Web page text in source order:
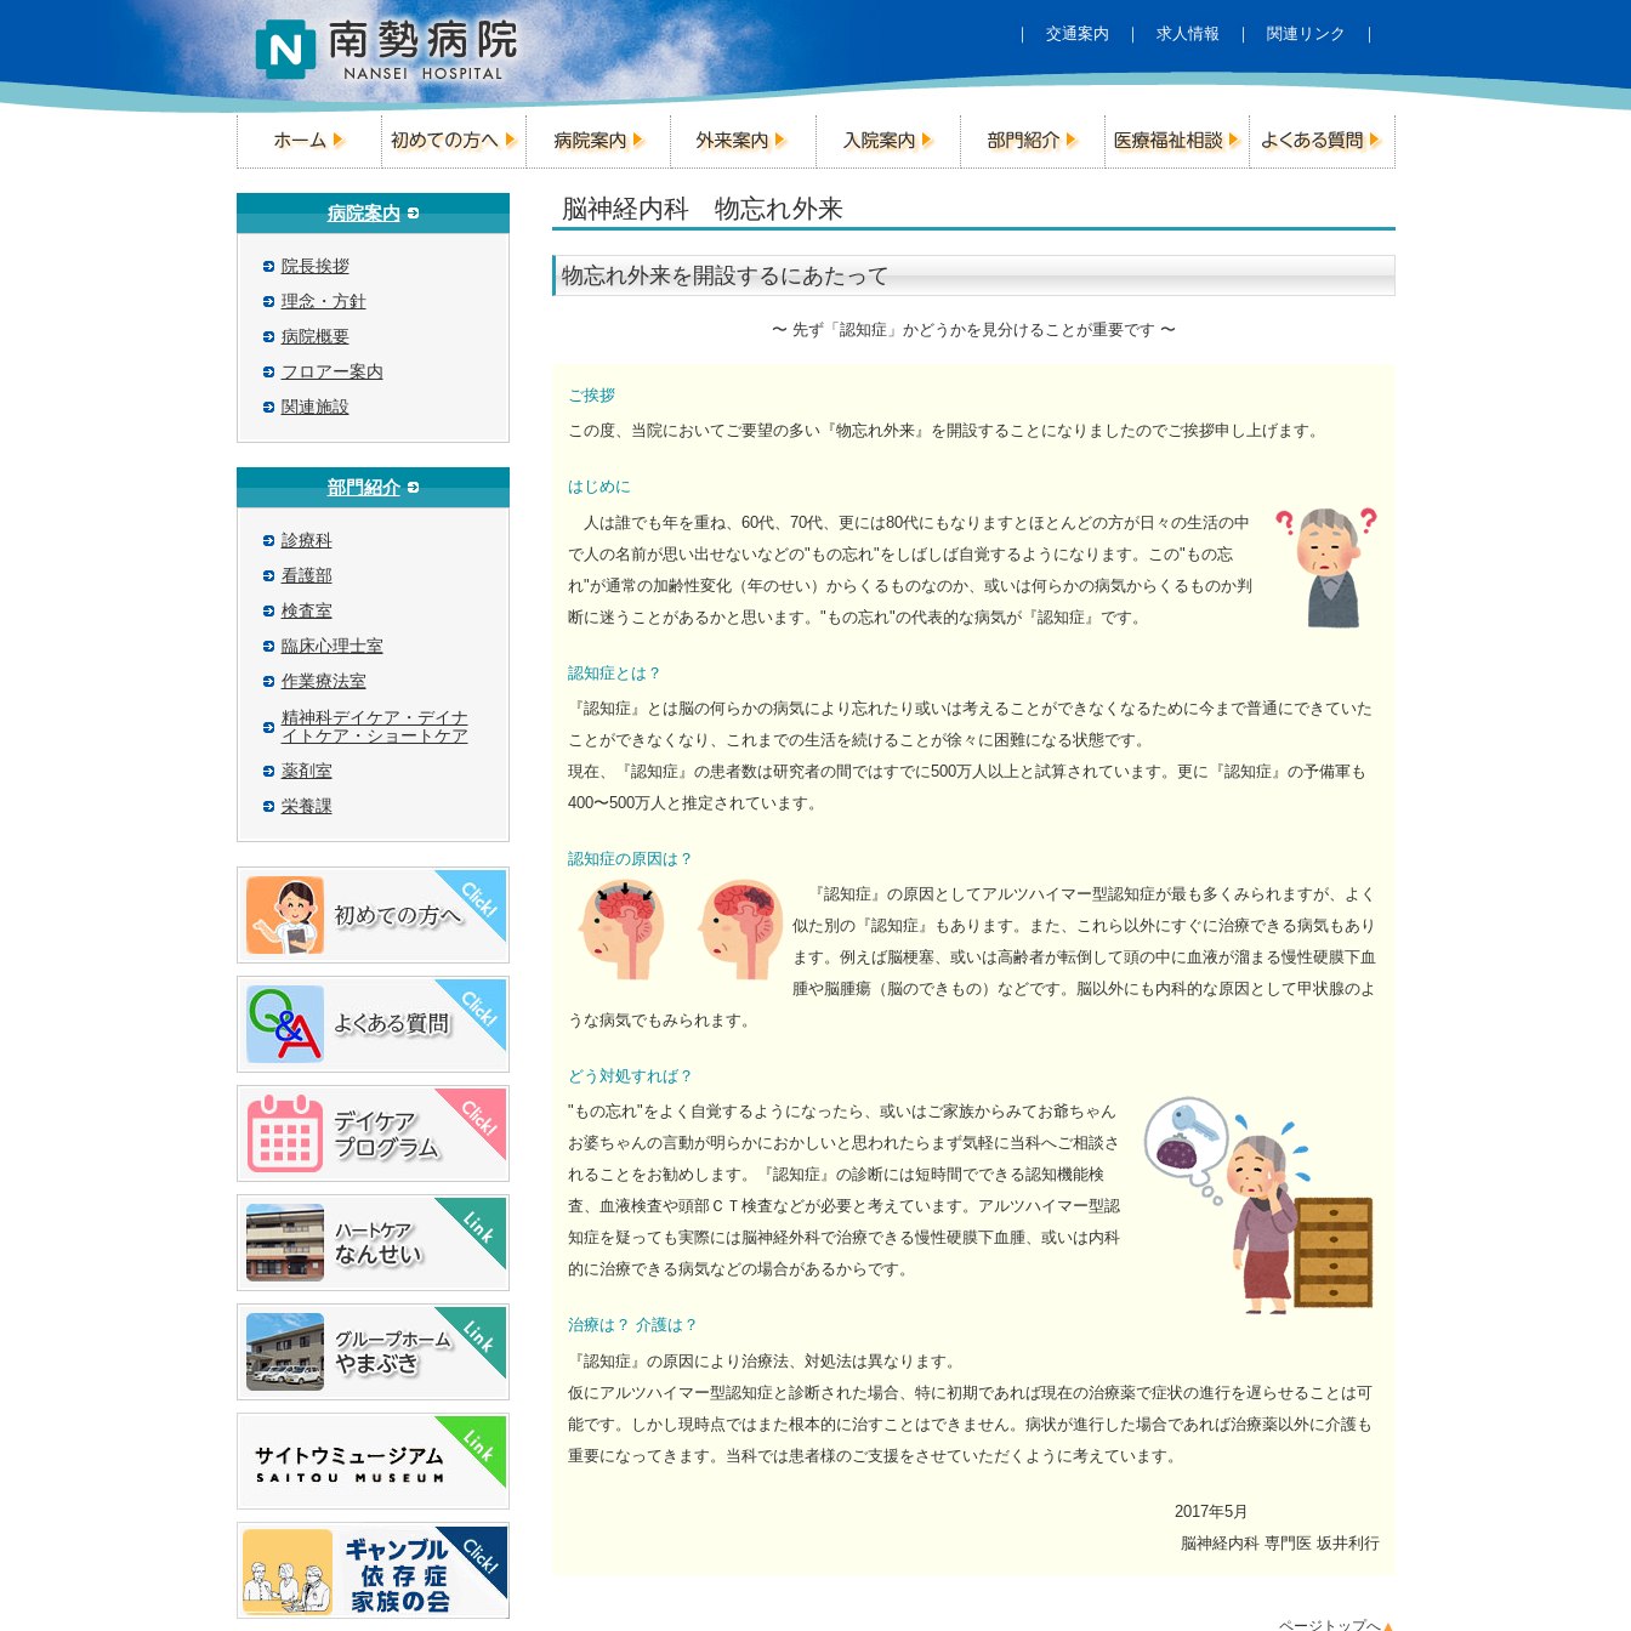
｜ 交通案内 ｜ 求人情報 ｜ 関連リンク ｜
脳神経内科 物忘れ外来
物忘れ外来を開設するにあたって
〜 先ず「認知症」かどうかを見分けることが重要です 〜
ご挨拶
この度、当院においてご要望の多い『物忘れ外来』を開設することになりましたのでご挨拶申し上げます。
はじめに
人は誰でも年を重ね、60代、70代、更には80代にもなりますとほとんどの方が日々の生活の中
で人の名前が思い出せないなどの"もの忘れ"をしばしば自覚するようになります。この"もの忘
れ"が通常の加齢性変化（年のせい）からくるものなのか、或いは何らかの病気からくるものか判
断に迷うことがあるかと思います。"もの忘れ"の代表的な病気が『認知症』です。
認知症とは？
『認知症』とは脳の何らかの病気により忘れたり或いは考えることができなくなるために今まで普通にできていた
ことができなくなり、これまでの生活を続けることが徐々に困難になる状態です。
現在、『認知症』の患者数は研究者の間ではすでに500万人以上と試算されています。更に『認知症』の予備軍も
400〜500万人と推定されています。
認知症の原因は？
『認知症』の原因としてアルツハイマー型認知症が最も多くみられますが、よく
似た別の『認知症』もあります。また、これら以外にすぐに治療できる病気もあり
ます。例えば脳梗塞、或いは高齢者が転倒して頭の中に血液が溜まる慢性硬膜下血
腫や脳腫瘍（脳のできもの）などです。脳以外にも内科的な原因として甲状腺のよ
うな病気でもみられます。
どう対処すれば？
"もの忘れ"をよく自覚するようになったら、或いはご家族からみてお爺ちゃん
お婆ちゃんの言動が明らかにおかしいと思われたらまず気軽に当科へご相談さ
れることをお勧めします。『認知症』の診断には短時間でできる認知機能検
査、血液検査や頭部ＣＴ検査などが必要と考えています。アルツハイマー型認
知症を疑っても実際には脳神経外科で治療できる慢性硬膜下血腫、或いは内科
的に治療できる病気などの場合があるからです。
治療は？ 介護は？
『認知症』の原因により治療法、対処法は異なります。
仮にアルツハイマー型認知症と診断された場合、特に初期であれば現在の治療薬で症状の進行を遅らせることは可
能です。しかし現時点ではまた根本的に治すことはできません。病状が進行した場合であれば治療薬以外に介護も
重要になってきます。当科では患者様のご支援をさせていただくように考えています。
2017年5月
脳神経内科 専門医 坂井利行
ページトップへ▲
病院案内
院長挨拶
理念・方針
病院概要
フロアー案内
関連施設
部門紹介
診療科
看護部
検査室
臨床心理士室
作業療法室
精神科デイケア・デイナ
イトケア・ショートケア
薬剤室
栄養課